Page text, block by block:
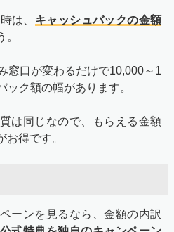
の間に、郵便物が届きます。フル
可欠です。この機器がないとネッ
は、 キャッシュバックの金額
。
窓口が変わるだけで10,000～1
ック額の幅があります。
は同じなので、もらえる金額
得です。
ーンを見るなら、金額の内訳